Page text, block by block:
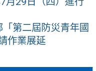
「第二屆防災青年國
作業展延